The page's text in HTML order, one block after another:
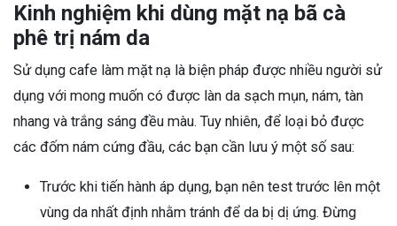
Kinh nghiệm khi dùng mặt nạ bã cà
phê trị nám da
Sử dụng cafe làm mặt nạ là biện pháp được nhiều người sử
dụng với mong muốn có được làn da sạch mụn, nám, tàn
nhang và trắng sáng đều màu. Tuy nhiên, để loại bỏ được
các đốm nám cứng đầu, các bạn cần lưu ý một số sau:
Trước khi tiến hành áp dụng, bạn nên test trước lên một
vùng da nhất định nhằm tránh để da bị dị ứng. Đừng